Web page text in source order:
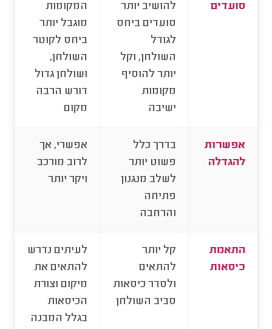
סועדים
להושיב יותר
סועדים ביחס
לגודל
השולחן, וקל
יותר להוסיף
מקומות
ישיבה
המקומות
מוגבל יותר
ביחס לקוטר
השולחן,
ושולחן גדול
דורש הרבה
מקום
אפשרות
להגדלה
בדרך כלל
פשוט יותר
לשלב מנגנון
פתיחה
והרחבה
אפשרי, אך
לרוב מורכב
ויקר יותר
התאמת
כיסאות
קל יותר
להתאים
ולסדר כיסאות
סביב השולחן
לעיתים נדרש
להתאים את
מיקום וצורת
הכיסאות
בגלל המבנה